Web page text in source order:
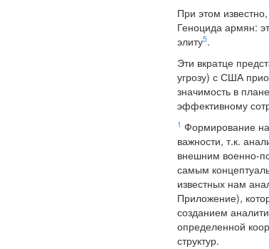
При этом
Геноцида армян:
элиту5.
Эти вкратце
угрозу) с США
значимость в
эффективному
1 Формирование
важности, т.к.
внешним военно-
самым
известных нам
Приложение),
созданием
определенной
структур.